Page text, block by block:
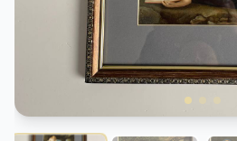
КОНТАКТЫ
ДОСТАВКА И ОПЛАТА